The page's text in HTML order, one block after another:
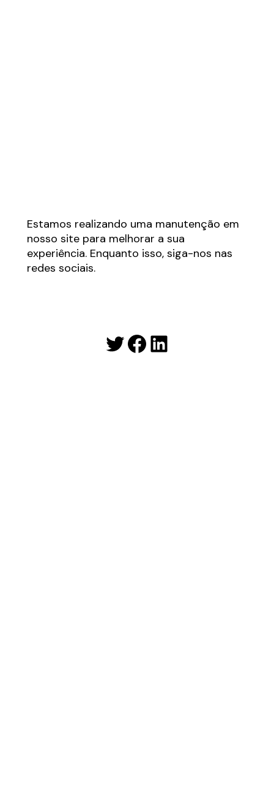
Estamos realizando uma manutenção em
nosso site para melhorar a sua
experiência. Enquanto isso, siga-nos nas
redes sociais.
Twitter
Facebook
LinkedIn